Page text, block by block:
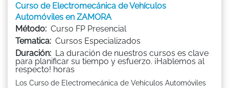
Curso de Electromecánica de Vehículos
Automóviles en ZAMORA
Método: Curso FP Presencial
Tematica: Cursos Especializados
Duración: La duración de nuestros cursos es clave
para planificar su tiempo y esfuerzo. ¡Hablemos al
respecto! horas
Los Curso de Electromecánica de Vehículos Automóviles